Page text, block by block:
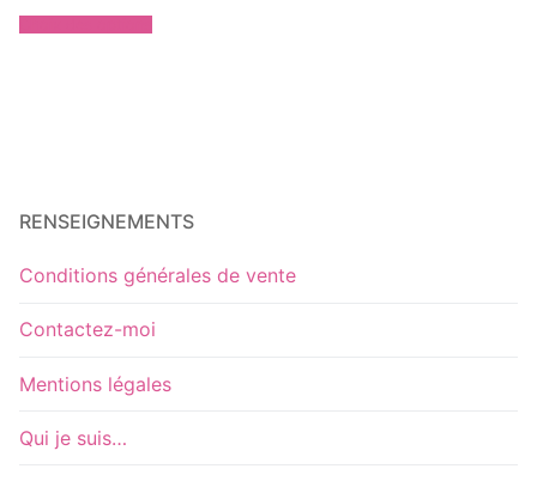
RENSEIGNEMENTS
Conditions générales de vente
Contactez-moi
Mentions légales
Qui je suis…